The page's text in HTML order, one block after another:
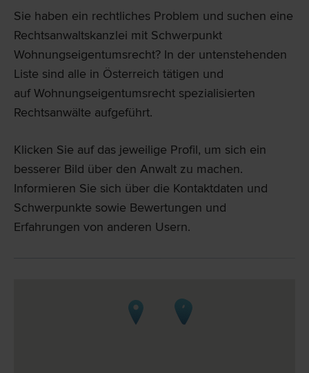
Sie haben ein rechtliches Problem und suchen eine
Rechtsanwaltskanzlei mit Schwerpunkt
Wohnungseigentumsrecht? In der untenstehenden
Liste sind alle in Österreich tätigen und
auf Wohnungseigentumsrecht spezialisierten
Rechtsanwälte aufgeführt.
Klicken Sie auf das jeweilige Profil, um sich ein
besserer Bild über den Anwalt zu machen.
Informieren Sie sich über die Kontaktdaten und
Schwerpunkte sowie Bewertungen und
Erfahrungen von anderen Usern.